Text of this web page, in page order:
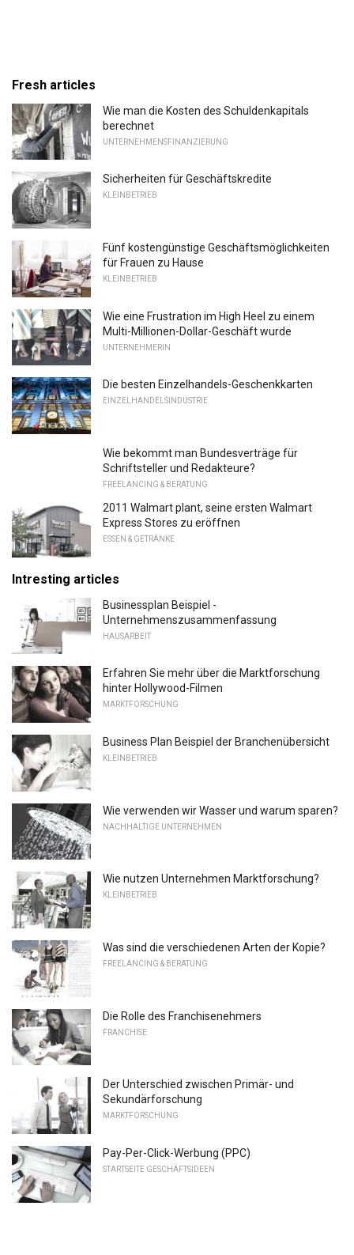
Fresh articles
Wie man die Kosten des Schuldenkapitals
berechnet
UNTERNEHMENSFINANZIERUNG
Sicherheiten für Geschäftskredite
KLEINBETRIEB
Fünf kostengünstige Geschäftsmöglichkeiten
für Frauen zu Hause
KLEINBETRIEB
Wie eine Frustration im High Heel zu einem
Multi-Millionen-Dollar-Geschäft wurde
UNTERNEHMERIN
Die besten Einzelhandels-Geschenkkarten
EINZELHANDELSINDUSTRIE
Wie bekommt man Bundesverträge für
Schriftsteller und Redakteure?
FREELANCING & BERATUNG
2011 Walmart plant, seine ersten Walmart
Express Stores zu eröffnen
ESSEN & GETRÄNKE
Intresting articles
Businessplan Beispiel -
Unternehmenszusammenfassung
HAUSARBEIT
Erfahren Sie mehr über die Marktforschung
hinter Hollywood-Filmen
MARKTFORSCHUNG
Business Plan Beispiel der Branchenübersicht
KLEINBETRIEB
Wie verwenden wir Wasser und warum sparen?
NACHHALTIGE UNTERNEHMEN
Wie nutzen Unternehmen Marktforschung?
KLEINBETRIEB
Was sind die verschiedenen Arten der Kopie?
FREELANCING & BERATUNG
Die Rolle des Franchisenehmers
FRANCHISE
Der Unterschied zwischen Primär- und
Sekundärforschung
MARKTFORSCHUNG
Pay-Per-Click-Werbung (PPC)
STARTSEITE GESCHÄFTSIDEEN